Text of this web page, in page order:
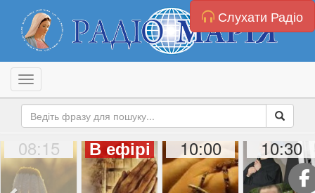
Слухати Радіо
Toggle navigation
08:15 В ефірі 10:00 10:30